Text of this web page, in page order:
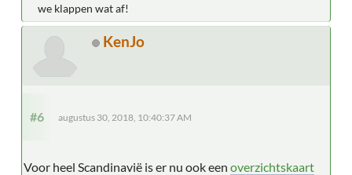
we klappen wat af!
KenJo
#6 augustus 30, 2018, 10:40:37 AM
Voor heel Scandinavië is er nu ook een overzichtskaart